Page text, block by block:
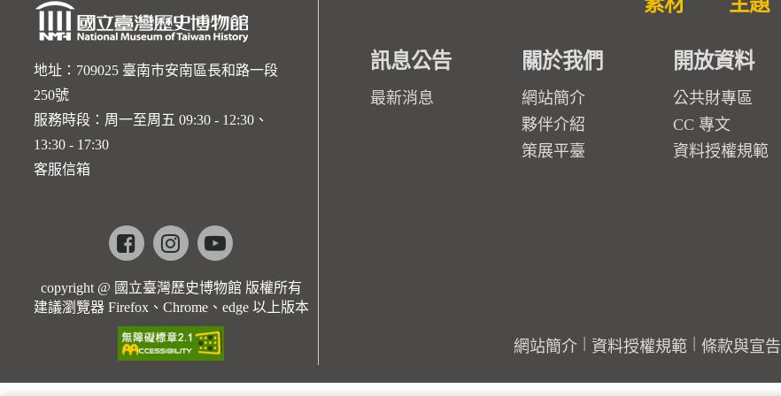
地址：709025 臺南市安南區長和路一段
250號
服務時段：周一至周五 09:30 - 12:30、
13:30 - 17:30
客服信箱
Facebookinstagramyoutube
copyright @ 國立臺灣歷史博物館 版權所有
建議瀏覽器 Firefox、Chrome、edge 以上版本
訊息公告
最新消息
關於我們
網站簡介
夥伴介紹
策展平臺
開放資料
公共財專區
CC 專文
資料授權規範
網站簡介 資料授權規範 條款與宣告